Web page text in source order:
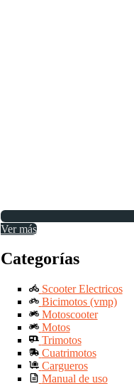
Ver más
Categorías
Scooter Electricos
Bicimotos (vmp)
Motoscooter
Motos
Trimotos
Cuatrimotos
Cargueros
Manual de uso